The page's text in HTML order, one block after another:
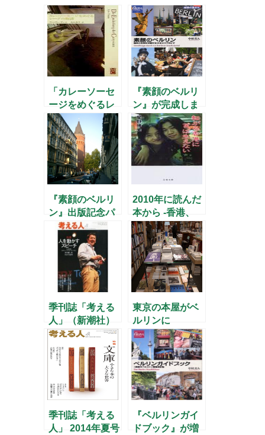
「カレーソーセ
ージをめぐるレ
ーナの物語」
『素顔のベルリ
ン』が完成しま
した
『素顔のベルリ
ン』出版記念パ
ーティーのお知
らせ
2010年に読んだ
本から -香港、
ソ連、中国、エ
ルベの東-
季刊誌「考える
人」（新潮社）
と本との出会い
東京の本屋がベ
ルリンに
季刊誌「考える
人」 2014年夏号
『ベルリンガイ
ドブック』が増